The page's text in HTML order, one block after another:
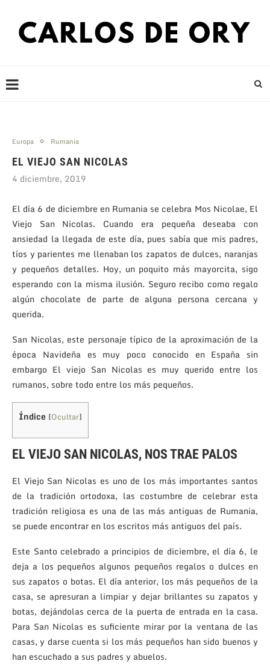
Europa Rumania
EL VIEJO SAN NICOLAS
4 diciembre, 2019
El día 6 de diciembre en Rumania se celebra Mos Nicolae, El
Viejo San Nicolas. Cuando era pequeña deseaba con
ansiedad la llegada de este día, pues sabía que mis padres,
tíos y parientes me llenaban los zapatos de dulces, naranjas
y pequeños detalles. Hoy, un poquito más mayorcita, sigo
esperando con la misma ilusión. Seguro recibo como regalo
algún chocolate de parte de alguna persona cercana y
querida.
San Nicolas, este personaje típico de la aproximación de la
época Navideña es muy poco conocido en España sin
embargo El viejo San Nicolas es muy querido entre los
rumanos, sobre todo entre los más pequeños.
Índice [Ocultar]
EL VIEJO SAN NICOLAS, NOS TRAE PALOS
El Viejo San Nicolas es uno de los más importantes santos
de la tradición ortodoxa, las costumbre de celebrar esta
tradición religiosa es una de las más antiguas de Rumania,
se puede encontrar en los escritos más antiguos del país.
Este Santo celebrado a principios de diciembre, el día 6, le
deja a los pequeños algunos pequeños regalos o dulces en
sus zapatos o botas. El día anterior, los más pequeños de la
casa, se apresuran a limpiar y dejar brillantes su zapatos y
botas, dejándolas cerca de la puerta de entrada en la casa.
Para San Nicolas es suficiente mirar por la ventana de las
casas, y darse cuenta si los más pequeños han sido buenos y
han escuchado a sus padres y abuelos.